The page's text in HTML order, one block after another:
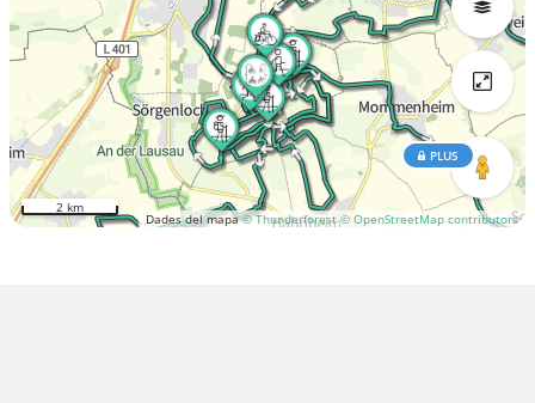
Dades del mapa© Thunderforest © OpenStreetMap contributors
PLUS
2 km